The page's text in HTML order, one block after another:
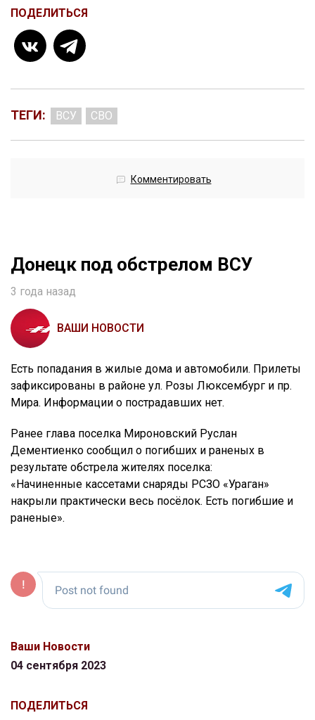
ПОДЕЛИТЬСЯ
ТЕГИ: ВСУ СВО
Комментировать
Донецк под обстрелом ВСУ
3 года назад
ВАШИ НОВОСТИ
Есть попадания в жилые дома и автомобили. Прилеты
зафиксированы в районе ул. Розы Люксембург и пр.
Мира. Информации о пострадавших нет.
Ранее глава поселка Мироновский Руслан
Дементиенко сообщил о погибших и раненых в
результате обстрела жителях поселка:
«Начиненные кассетами снаряды РСЗО «Ураган»
накрыли практически весь посёлок. Есть погибшие и
раненые».
Ваши Новости
04 сентября 2023
ПОДЕЛИТЬСЯ